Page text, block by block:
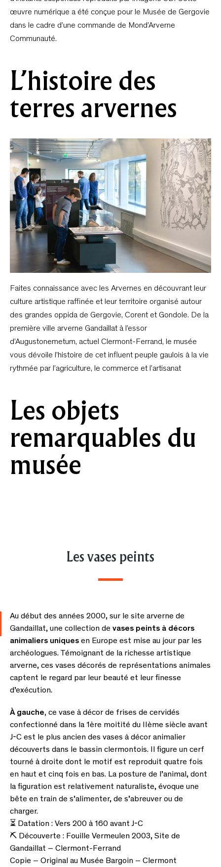
œuvre numérique a été conçue pour le Musée de Gergovie
dans le cadre d’une commande de Mond’Arverne
Communauté.
L’histoire des
terres arvernes
Faites connaissance avec les Arvernes en découvrant leur
culture artistique raffinée et leur territoire organisé autour
des grandes oppida de Gergovie, Corent et Gondole. De la
première ville arverne Gandaillat à l’essor
d’Augustonemetum, actuel Clermont-Ferrand, le musée
vous dévoile l’histoire de cet influent peuple gaulois à la vie
rythmée par l’agriculture, le commerce et l’artisanat
Les objets
remarquables du
musée
Les vases peints
Au début des années 2000, sur le site arverne de
Gandaillat, une collection de vases peints à décors
animaliers uniques en Europe est mise au jour par les
archéologues. Témoignant de la richesse artistique
arverne, ces vases décorés de représentations animales
captent le regard par leur beauté et leur finesse
d’exécution.
À gauche, ce vase à décor de frises de cervidés
confectionné dans la 1ère moitité du IIème siècle avant
J-C est le plus ancien des vases à décor animalier
découverts dans le bassin clermontois. Il figure un cerf
tourné à droite dont le motif est reproduit quatre fois
en haut et cinq fois en bas. La posture de l’animal, dont
la figuration est relativement naturaliste, évoque une
bête en train de s’alimenter, de s’abreuver ou de
charger.
⏳ Datation : Vers 200 à 160 avant J-C
⛏ Découverte : Fouille Vermeulen 2003, Site de
Gandaillat – Clermont-Ferrand
Copie – Original au Musée Bargoin – Clermont